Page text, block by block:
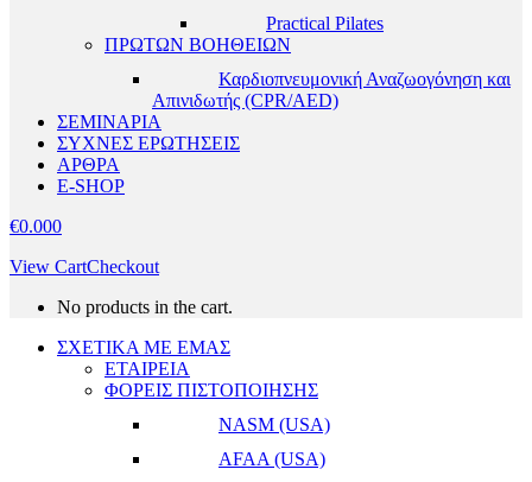
Practical Pilates
ΠΡΩΤΩΝ ΒΟΗΘΕΙΩΝ
Καρδιοπνευμονική Αναζωογόνηση και
Απινιδωτής (CPR/AED)
ΣΕΜΙΝΑΡΙΑ
ΣΥΧΝΕΣ ΕΡΩΤΗΣΕΙΣ
ΑΡΘΡΑ
E-SHOP
€0.000
View CartCheckout
No products in the cart.
ΣΧΕΤΙΚΑ ΜΕ ΕΜΑΣ
ΕΤΑΙΡΕΙΑ
ΦΟΡΕΙΣ ΠΙΣΤΟΠΟΙΗΣΗΣ
NASM (USA)
AFAA (USA)